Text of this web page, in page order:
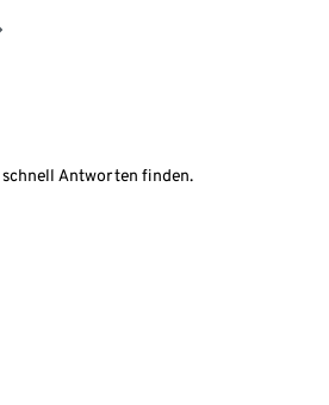
Antworten finden.